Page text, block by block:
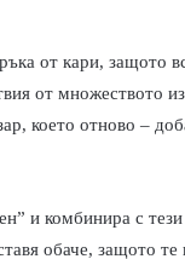
от кари, защото
от множеството
което отново –
и комбинира с
обаче, защото те